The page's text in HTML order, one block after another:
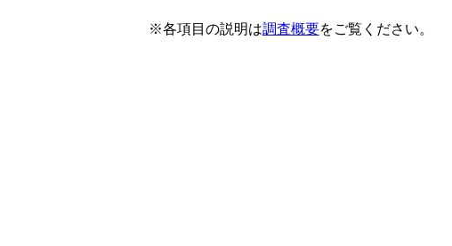
※各項目の説明は調査概要をご覧ください。